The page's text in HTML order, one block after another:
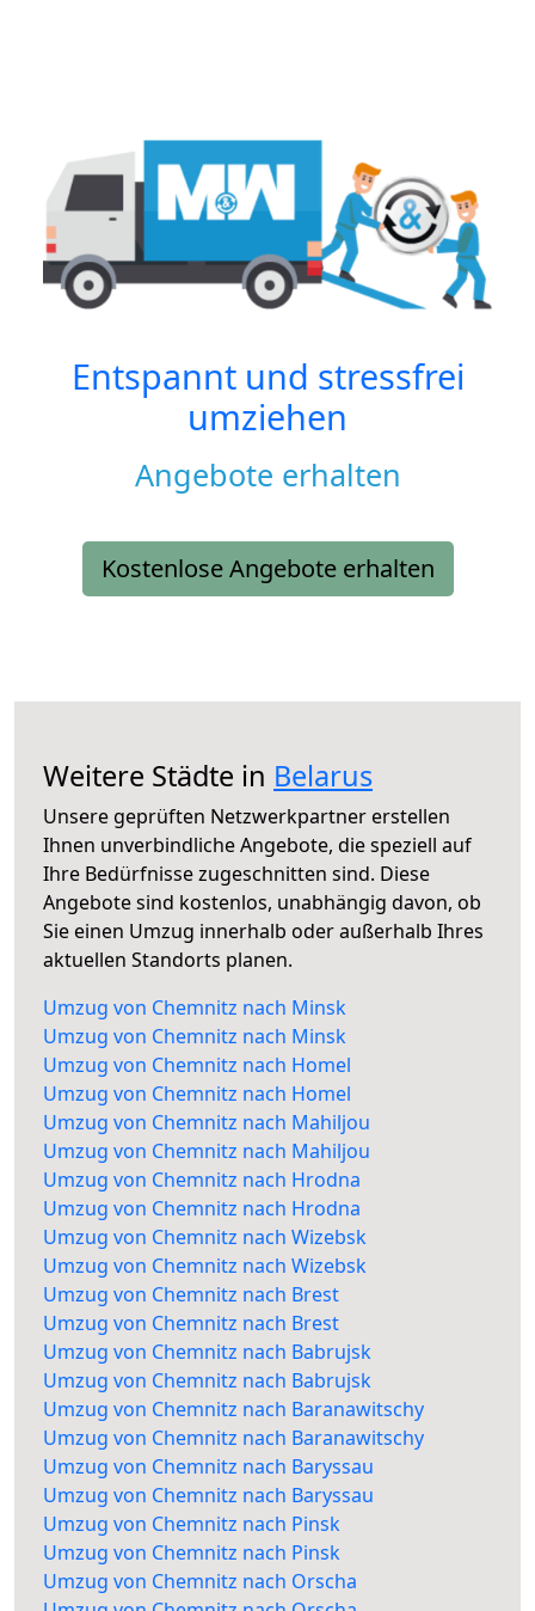
Entspannt und stressfrei
umziehen
Angebote erhalten
Kostenlose Angebote erhalten
Weitere Städte in Belarus
Unsere geprüften Netzwerkpartner erstellen
Ihnen unverbindliche Angebote, die speziell auf
Ihre Bedürfnisse zugeschnitten sind. Diese
Angebote sind kostenlos, unabhängig davon, ob
Sie einen Umzug innerhalb oder außerhalb Ihres
aktuellen Standorts planen.
Umzug von Chemnitz nach Minsk
Umzug von Chemnitz nach Minsk
Umzug von Chemnitz nach Homel
Umzug von Chemnitz nach Homel
Umzug von Chemnitz nach Mahiljou
Umzug von Chemnitz nach Mahiljou
Umzug von Chemnitz nach Hrodna
Umzug von Chemnitz nach Hrodna
Umzug von Chemnitz nach Wizebsk
Umzug von Chemnitz nach Wizebsk
Umzug von Chemnitz nach Brest
Umzug von Chemnitz nach Brest
Umzug von Chemnitz nach Babrujsk
Umzug von Chemnitz nach Babrujsk
Umzug von Chemnitz nach Baranawitschy
Umzug von Chemnitz nach Baranawitschy
Umzug von Chemnitz nach Baryssau
Umzug von Chemnitz nach Baryssau
Umzug von Chemnitz nach Pinsk
Umzug von Chemnitz nach Pinsk
Umzug von Chemnitz nach Orscha